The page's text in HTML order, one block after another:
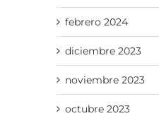
febrero 2024
diciembre 2023
noviembre 2023
octubre 2023